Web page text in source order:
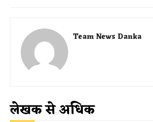
Team News Danka
लेखक से अधिक